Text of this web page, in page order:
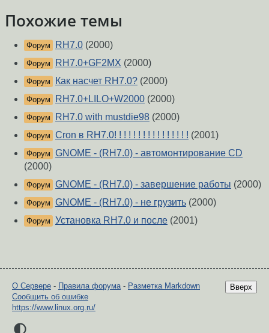
Похожие темы
Форум RH7.0 (2000)
Форум RH7.0+GF2MX (2000)
Форум Как насчет RH7.0? (2000)
Форум RH7.0+LILO+W2000 (2000)
Форум RH7.0 with mustdie98 (2000)
Форум Cron в RH7.0! ! ! ! ! ! ! ! ! ! ! ! ! ! ! ! (2001)
Форум GNOME - (RH7.0) - автомонтирование CD
(2000)
Форум GNOME - (RH7.0) - завершение работы (2000)
Форум GNOME - (RH7.0) - не грузить (2000)
Форум Установка RH7.0 и после (2001)
Вверх
О Сервере - Правила форума- Разметка Markdown
Сообщить об ошибке
https://www.linux.org.ru/